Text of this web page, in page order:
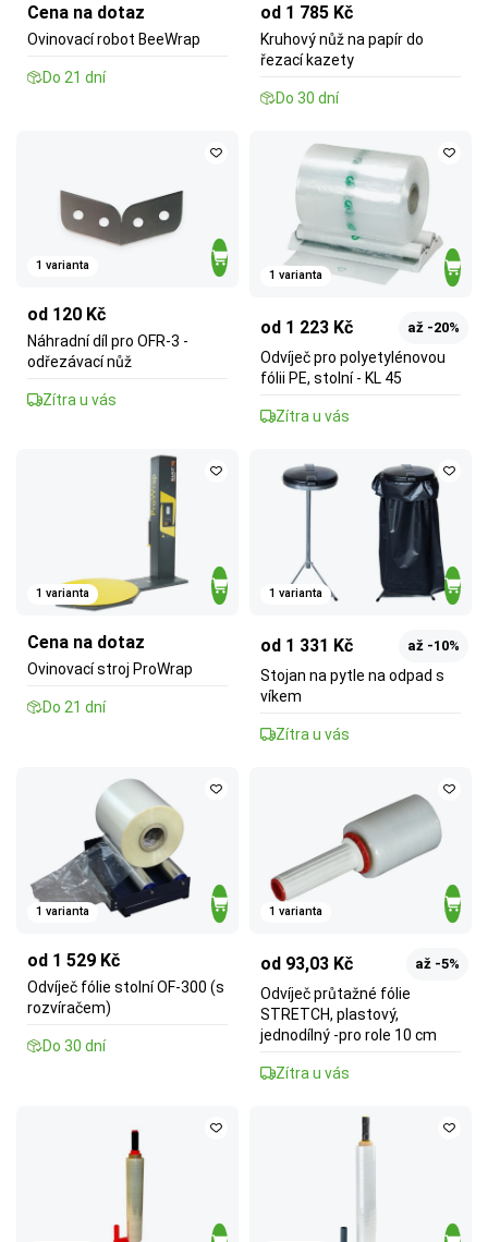
Cena na dotaz
Ovinovací robot BeeWrap
Do 21 dní
od 1 785 Kč
Kruhový nůž na papír do
řezací kazety
Do 30 dní
1 varianta
od 120 Kč
Náhradní díl pro OFR-3 -
odřezávací nůž
Zítra u vás
1 varianta
od 1 223 Kč až -20%
Odvíječ pro polyetylénovou
fólii PE, stolní - KL 45
Zítra u vás
1 varianta
Cena na dotaz
Ovinovací stroj ProWrap
Do 21 dní
1 varianta
od 1 331 Kč až -10%
Stojan na pytle na odpad s
víkem
Zítra u vás
1 varianta
od 1 529 Kč
Odvíječ fólie stolní OF-300 (s
rozvíračem)
Do 30 dní
1 varianta
od 93,03 Kč až -5%
Odvíječ průtažné fólie
STRETCH, plastový,
jednodílný -pro role 10 cm
Zítra u vás